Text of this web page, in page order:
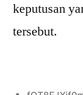
keputusan
tersebut.